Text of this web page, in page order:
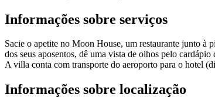
Informações sobre serviços
Sacie o apetite no Moon House, um restaurante junto à
dos seus aposentos, dê uma vista de olhos pelo
A villa conta com transporte do aeroporto para o hotel
Informações sobre localização